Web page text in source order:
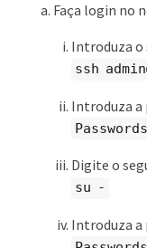
Faça login no
Introduza o
ssh
Introduza a
Digite o
su -
Introduza a